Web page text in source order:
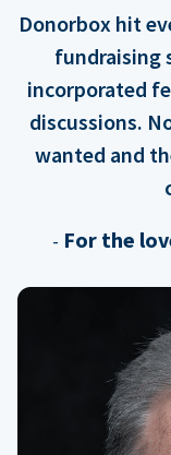
Donorbox hit
fundraising
incorporated
discussions.
wanted and
- For the